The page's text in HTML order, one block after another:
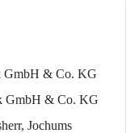
GmbH & Co. KG
GmbH & Co. KG
Jochums